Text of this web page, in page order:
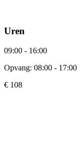
Uren
09:00 - 16:00
Opvang: 08:00 - 17:00
€ 108